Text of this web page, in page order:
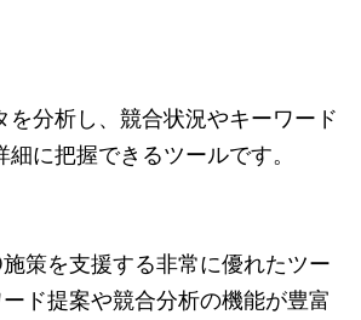
を分析し、競合状況やキーワード
細に把握できるツールです。
策を支援する非常に優れたツー
ド提案や競合分析の機能が豊富